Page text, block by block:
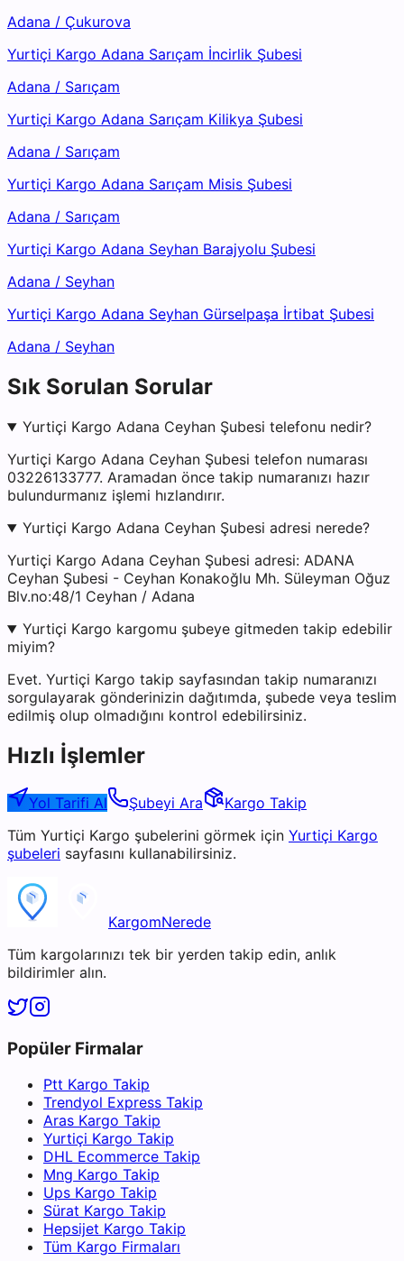
Adana / Çukurova
Yurtiçi Kargo Adana Sarıçam İncirlik Şubesi
Adana / Sarıçam
Yurtiçi Kargo Adana Sarıçam Kilikya Şubesi
Adana / Sarıçam
Yurtiçi Kargo Adana Sarıçam Misis Şubesi
Adana / Sarıçam
Yurtiçi Kargo Adana Seyhan Barajyolu Şubesi
Adana / Seyhan
Yurtiçi Kargo Adana Seyhan Gürselpaşa İrtibat Şubesi
Adana / Seyhan
Sık Sorulan Sorular
Yurtiçi Kargo Adana Ceyhan Şubesi telefonu nedir?
Yurtiçi Kargo Adana Ceyhan Şubesi telefon numarası
03226133777. Aramadan önce takip numaranızı hazır
bulundurmanız işlemi hızlandırır.
Yurtiçi Kargo Adana Ceyhan Şubesi adresi nerede?
Yurtiçi Kargo Adana Ceyhan Şubesi adresi: ADANA
Ceyhan Şubesi - Ceyhan Konakoğlu Mh. Süleyman Oğuz
Blv.no:48/1 Ceyhan / Adana
Yurtiçi Kargo kargomu şubeye gitmeden takip edebilir
miyim?
Evet. Yurtiçi Kargo takip sayfasından takip numaranızı
sorgulayarak gönderinizin dağıtımda, şubede veya teslim
edilmiş olup olmadığını kontrol edebilirsiniz.
Hızlı İşlemler
Yol Tarifi Al Şubeyi Ara
Kargo Takip
Tüm Yurtiçi Kargo şubelerini görmek için Yurtiçi Kargo
şubeleri sayfasını kullanabilirsiniz.
KargomNerede
Tüm kargolarınızı tek bir yerden takip edin, anlık
bildirimler alın.
Popüler Firmalar
Ptt Kargo Takip
Trendyol Express Takip
Aras Kargo Takip
Yurtiçi Kargo Takip
DHL Ecommerce Takip
Mng Kargo Takip
Ups Kargo Takip
Sürat Kargo Takip
Hepsijet Kargo Takip
Tüm Kargo Firmaları